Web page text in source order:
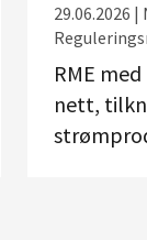
29.06.2026
RME
nett,